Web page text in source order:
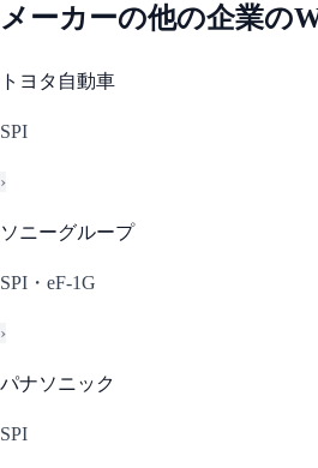
メーカーの他の企業の
トヨタ自動車
SPI
›
ソニーグループ
SPI・eF-1G
›
パナソニック
SPI